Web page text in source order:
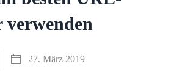
verwenden
27. März 2019